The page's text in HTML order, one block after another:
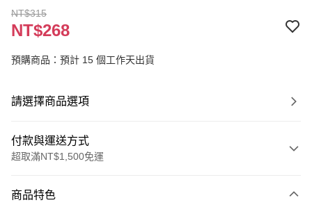
NT$315
NT$268
預購商品：預計 15 個工作天出貨
請選擇商品選項
付款與運送方式
超取滿NT$1,500免運
信用卡一次付款
商品特色